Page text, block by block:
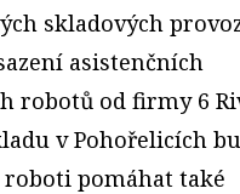
skladových
asistenčních
robotů od firmy 6
v Pohořelicích
pomáhat také